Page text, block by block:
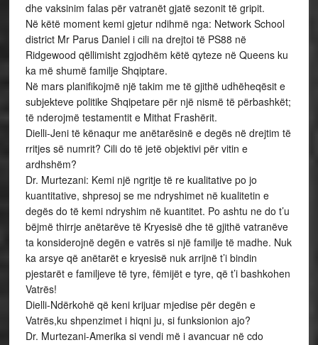
dhe vaksinim falas për vatranët gjatë sezonit të gripit.
Në këtë moment kemi gjetur ndihmë nga: Network School
district Mr Parus Daniel i cili na drejtoi të PS88 në
Ridgewood qëllimisht zgjodhëm këtë qyteze në Queens ku
ka më shumë familje Shqiptare.
Në mars planifikojmë një takim me të gjithë udhëheqësit e
subjekteve politike Shqipetare për një nismë të përbashkët;
të nderojmë testamentit e Mithat Frashërit.
Dielli-Jeni të kënaqur me anëtarësinë e degës në drejtim të
rritjes së numrit? Cili do të jetë objektivi për vitin e
ardhshëm?
Dr. Murtezani: Kemi një ngritje të re kualitative po jo
kuantitative, shpresoj se me ndryshimet në kualitetin e
degës do të kemi ndryshim në kuantitet. Po ashtu ne do t’u
bëjmë thirrje anëtarëve të Kryesisë dhe të gjithë vatranëve
ta konsiderojnë degën e vatrës si një familje të madhe. Nuk
ka arsye që anëtarët e kryesisë nuk arrijnë t’i bindin
pjestarët e familjeve të tyre, fëmijët e tyre, që t’i bashkohen
Vatrës!
Dielli-Ndërkohë që keni krijuar mjedise për degën e
Vatrës,ku shpenzimet i hiqni ju, si funksionion ajo?
Dr. Murtezani-Amerika si vendi më i avancuar në cdo